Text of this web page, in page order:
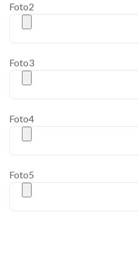
Foto2
Foto3
Foto4
Foto5